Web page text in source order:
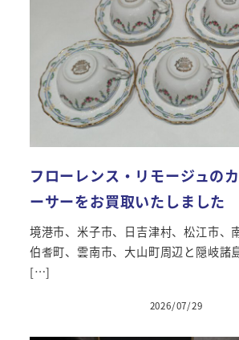
フローレンス・リモージュの
ーサーをお買取いたしました
境港市、米子市、日吉津村、松江市、
伯耆町、雲南市、大山町周辺と隠岐諸
[…]
投稿日
2026/07/29